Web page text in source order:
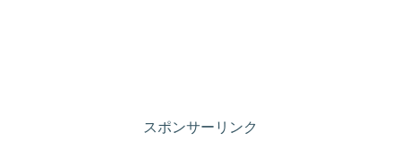
スポンサーリンク